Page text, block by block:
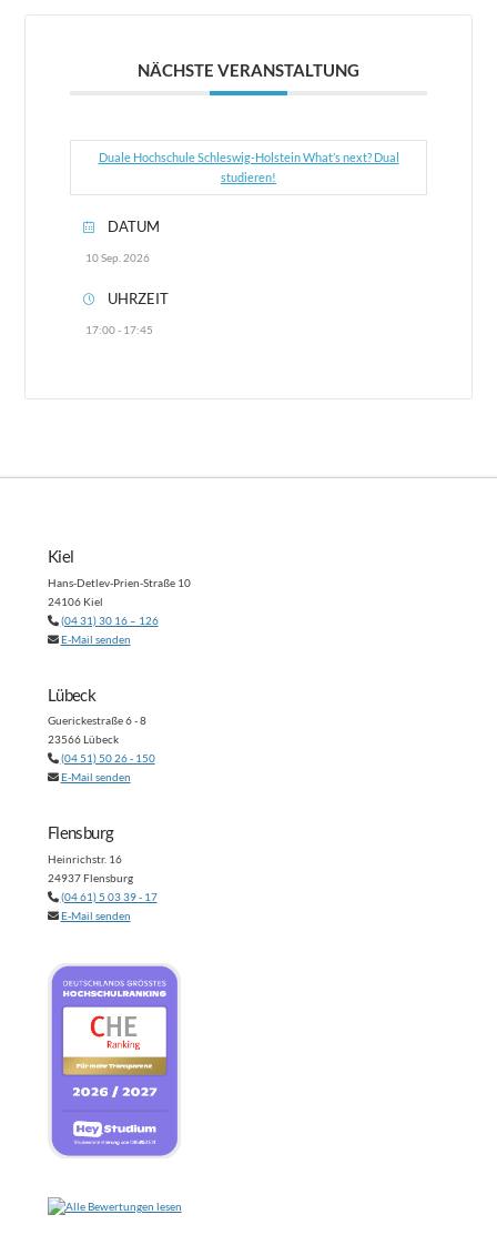
NÄCHSTE VERANSTALTUNG
Duale Hochschule Schleswig-Holstein What’s next? Dual
studieren!
DATUM
10 Sep. 2026
UHRZEIT
17:00 - 17:45
Kiel
Hans-Detlev-Prien-Straße 10
24106 Kiel
(04 31) 30 16 – 126
E-Mail senden
Lübeck
Guerickestraße 6 - 8
23566 Lübeck
(04 51) 50 26 - 150
E-Mail senden
Flensburg
Heinrichstr. 16
24937 Flensburg
(04 61) 5 03 39 - 17
E-Mail senden